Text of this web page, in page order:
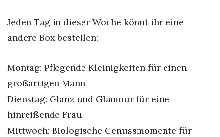
Jeden Tag in dieser Woche könnt ihr eine
andere Box bestellen:
Montag: Pflegende Kleinigkeiten für einen
großartigen Mann
Dienstag: Glanz und Glamour für eine
hinreißende Frau
Mittwoch: Biologische Genussmomente für